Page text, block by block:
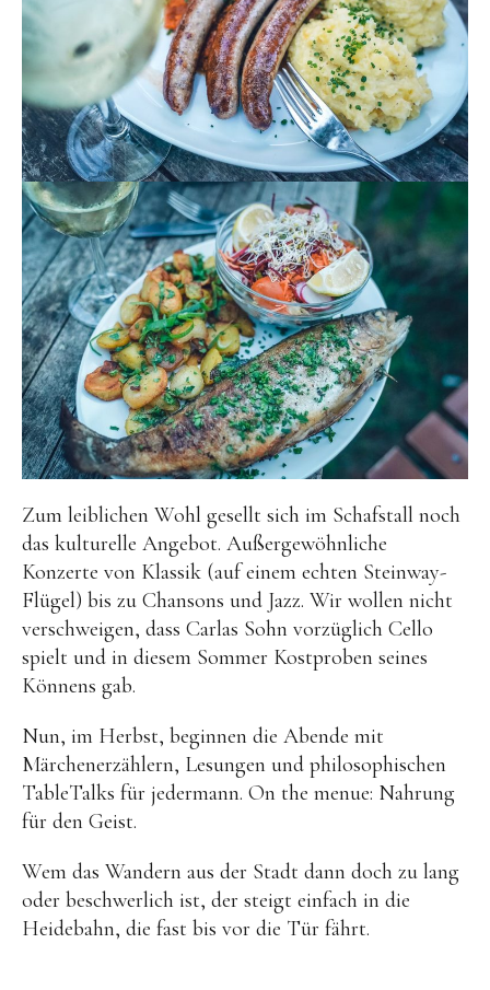
Zum leiblichen Wohl gesellt sich im Schafstall noch
das kulturelle Angebot. Außergewöhnliche
Konzerte von Klassik (auf einem echten Steinway-
Flügel) bis zu Chansons und Jazz. Wir wollen nicht
verschweigen, dass Carlas Sohn vorzüglich Cello
spielt und in diesem Sommer Kostproben seines
Könnens gab.
Nun, im Herbst, beginnen die Abende mit
Märchenerzählern, Lesungen und philosophischen
TableTalks für jedermann. On the menue: Nahrung
für den Geist.
Wem das Wandern aus der Stadt dann doch zu lang
oder beschwerlich ist, der steigt einfach in die
Heidebahn, die fast bis vor die Tür fährt.